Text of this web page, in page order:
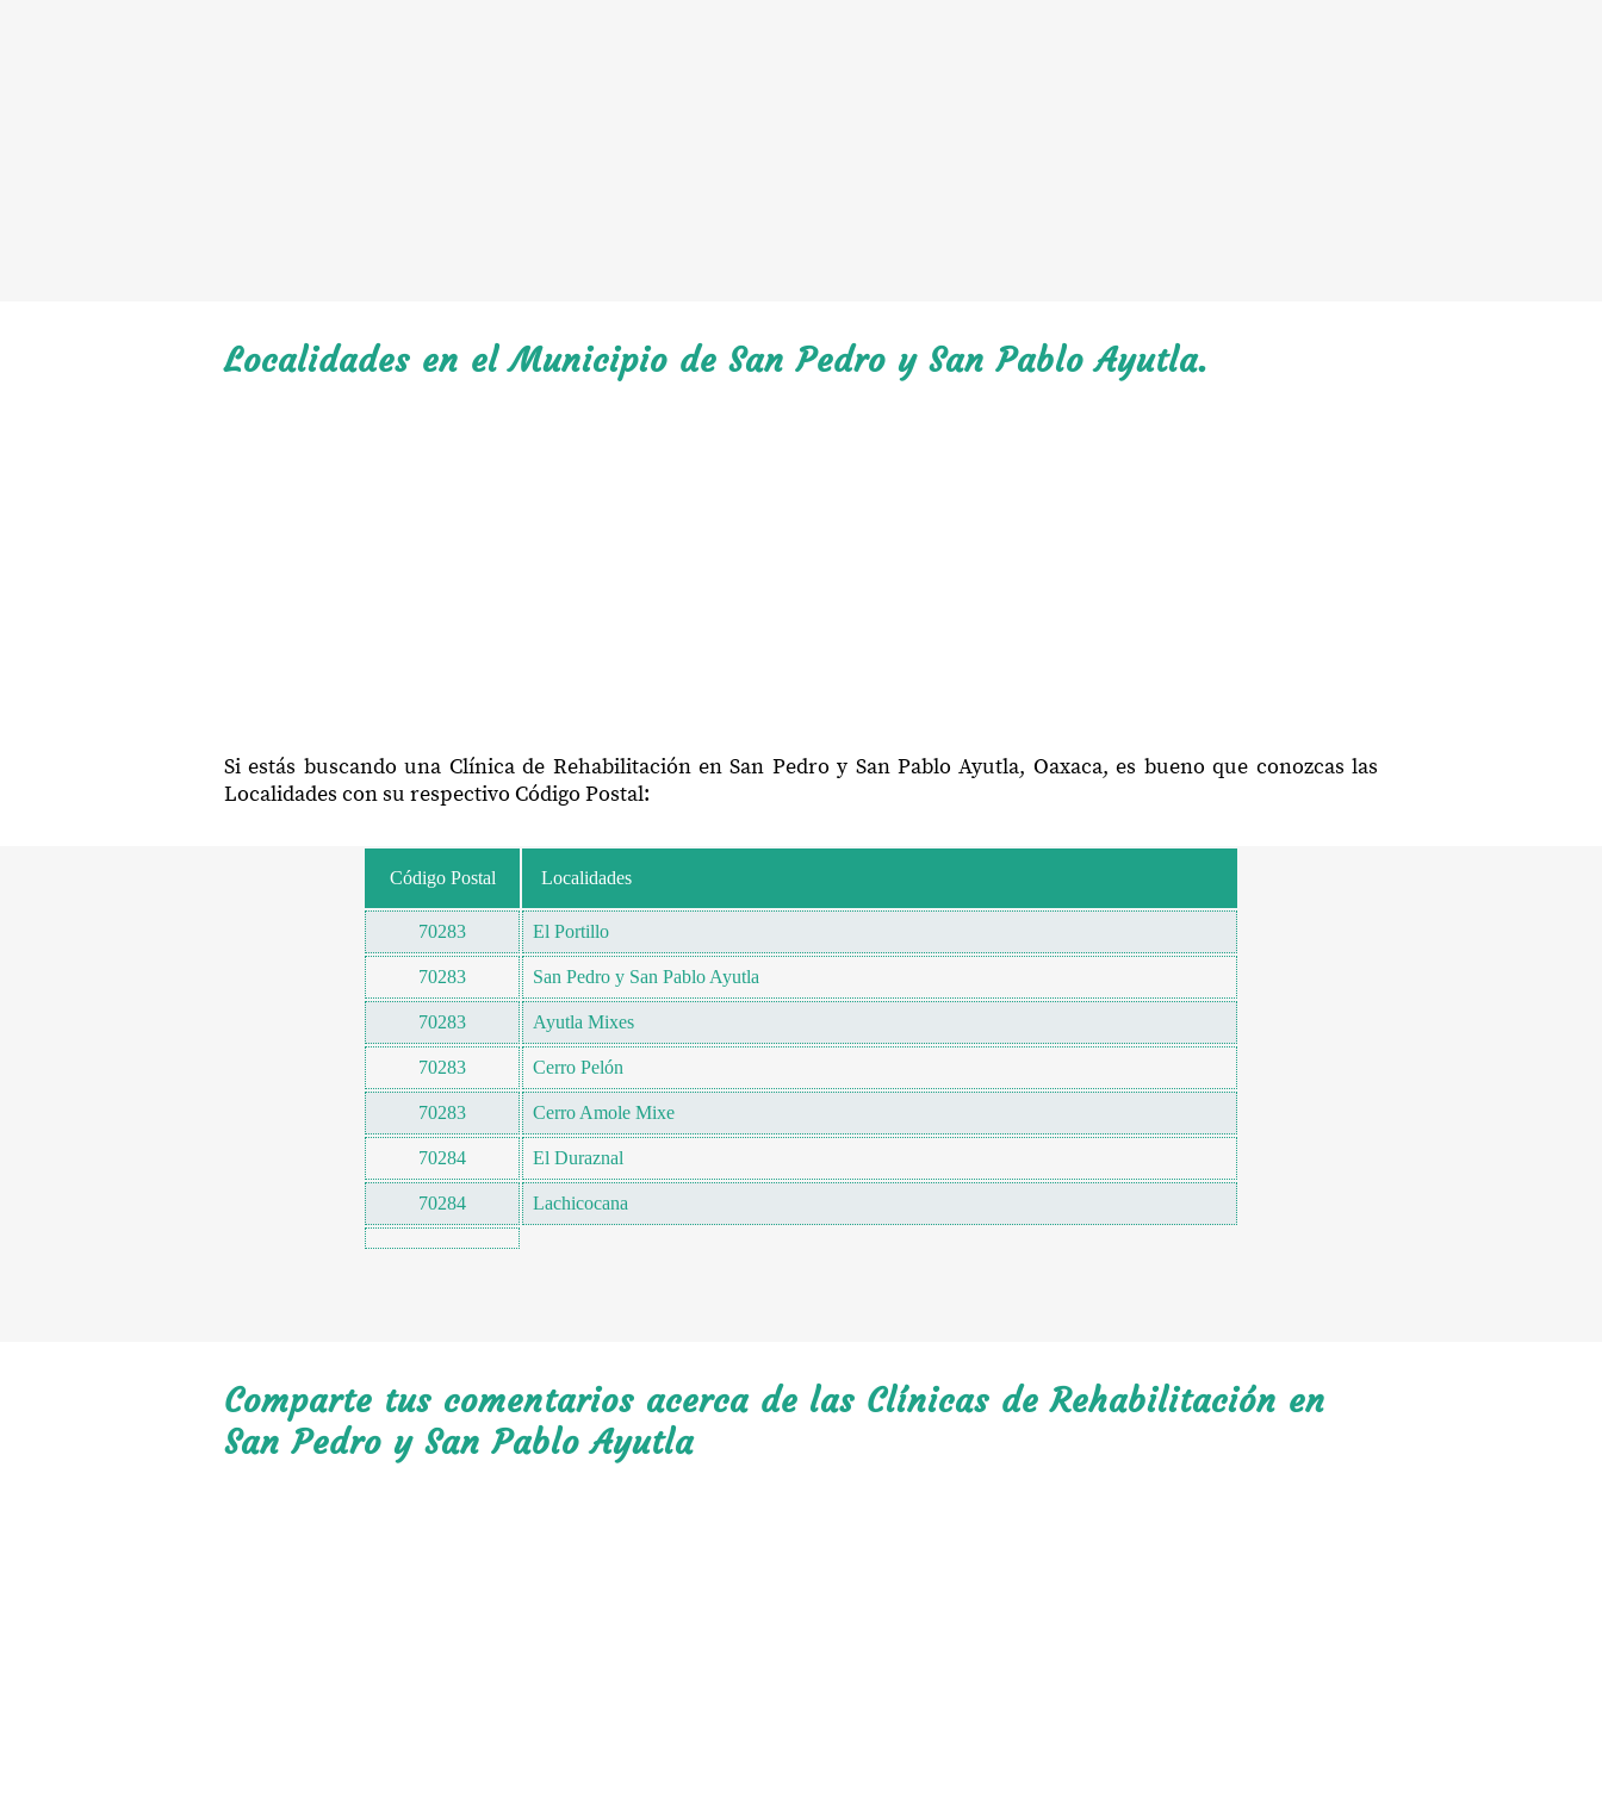
Localidades en el Municipio de San Pedro y San Pablo Ayutla.
Si estás buscando una Clínica de Rehabilitación en San Pedro y San Pablo Ayutla, Oaxaca, es bueno que conozcas las
Localidades con su respectivo Código Postal:
Código Postal Localidades
70283 El Portillo
70283 San Pedro y San Pablo Ayutla
70283 Ayutla Mixes
70283 Cerro Pelón
70283 Cerro Amole Mixe
70284 El Duraznal
70284 Lachicocana
Comparte tus comentarios acerca de las Clínicas de Rehabilitación en
San Pedro y San Pablo Ayutla